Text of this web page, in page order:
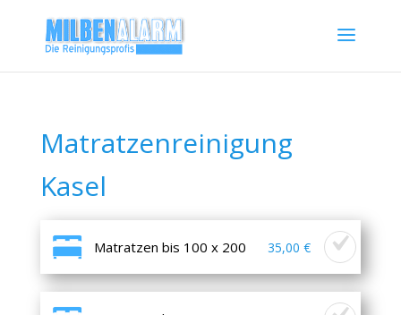
Matratzenreinigung
Kasel
Matratzen bis 100 x 200 35,00 €